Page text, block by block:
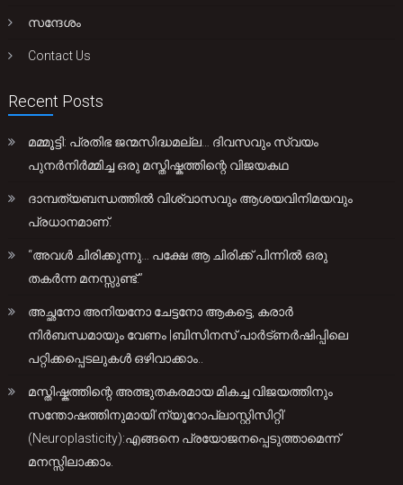
സന്ദേശം
Contact Us
Recent Posts
മമ്മൂട്ടി: പ്രതിഭ ജന്മസിദ്ധമല്ല… ദിവസവും സ്വയം
പുനർനിർമ്മിച്ച ഒരു മസ്തിഷ്കത്തിന്റെ വിജയകഥ
ദാമ്പത്യബന്ധത്തിൽ വിശ്വാസവും ആശയവിനിമയവും
പ്രധാനമാണ്.
“അവൾ ചിരിക്കുന്നു… പക്ഷേ ആ ചിരിക്ക് പിന്നിൽ ഒരു
തകർന്ന മനസ്സുണ്ട്.”
അച്ഛനോ അനിയനോ ചേട്ടനോ ആകട്ടെ, കരാർ
നിർബന്ധമായും വേണം |ബിസിനസ് പാർട്ണർഷിപ്പിലെ
പറ്റിക്കപ്പെടലുകൾ ഒഴിവാക്കാം..
മസ്തിഷ്കത്തിന്റെ അത്ഭുതകരമായ മികച്ച വിജയത്തിനും
സന്തോഷത്തിനുമായി’ന്യൂറോപ്ലാസ്റ്റിസിറ്റി’
(Neuroplasticity):എങ്ങനെ പ്രയോജനപ്പെടുത്താമെന്ന്
മനസ്സിലാക്കാം.